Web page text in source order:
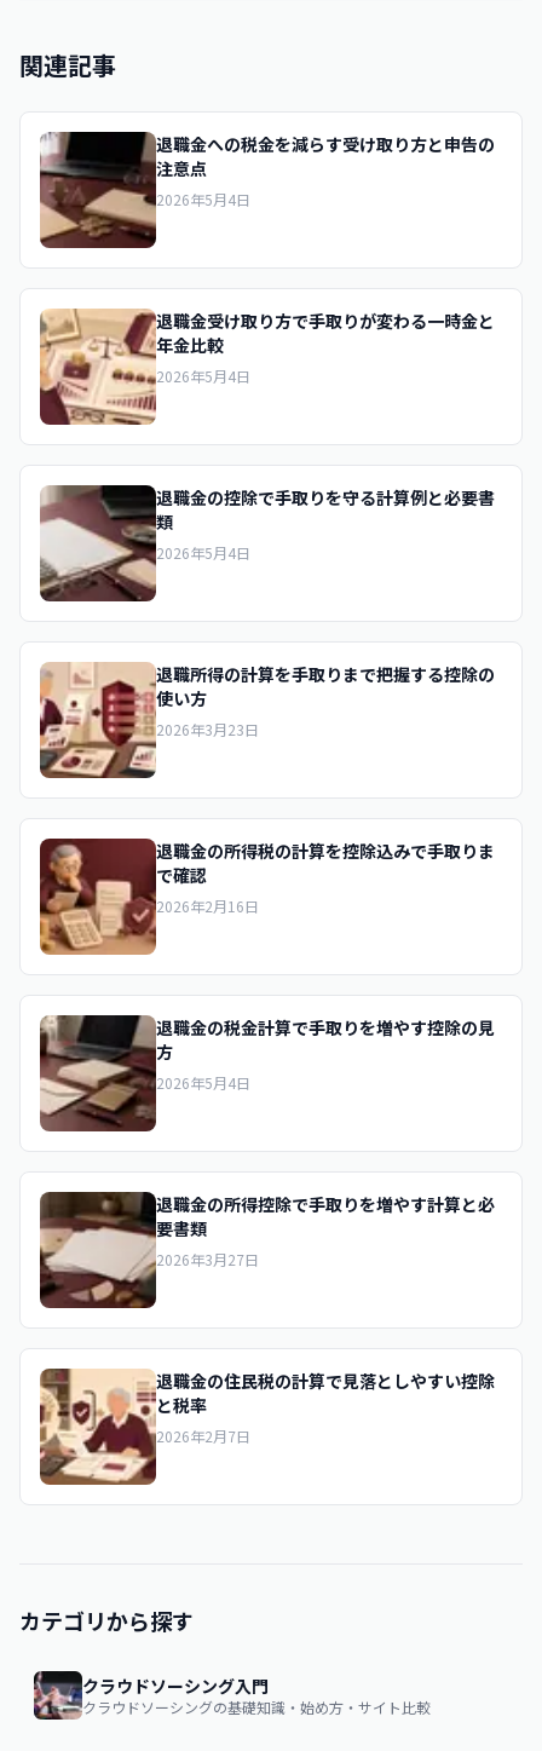
関連記事
退職金への税金を減らす受け取り方と申告の
注意点
2026年5月4日
退職金受け取り方で手取りが変わる一時金と
年金比較
2026年5月4日
退職金の控除で手取りを守る計算例と必要書
類
2026年5月4日
退職所得の計算を手取りまで把握する控除の
使い方
2026年3月23日
退職金の所得税の計算を控除込みで手取りま
で確認
2026年2月16日
退職金の税金計算で手取りを増やす控除の見
方
2026年5月4日
退職金の所得控除で手取りを増やす計算と必
要書類
2026年3月27日
退職金の住民税の計算で見落としやすい控除
と税率
2026年2月7日
カテゴリから探す
クラウドソーシング入門
クラウドソーシングの基礎知識・始め方・サイト比較